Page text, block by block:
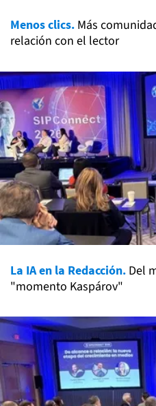
Menos clics. Más
relación con el lector
La IA en la Redacción. Del
"momento Kaspárov"